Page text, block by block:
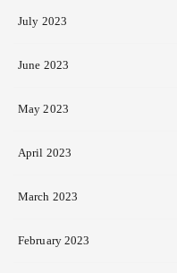
July 2023
June 2023
May 2023
April 2023
March 2023
February 2023